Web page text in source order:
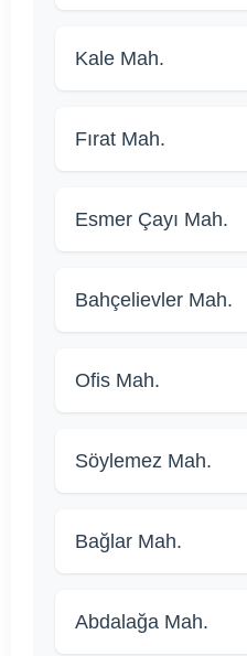
Kale Mah.
Fırat Mah.
Esmer Çayı Mah.
Bahçelievler Mah.
Ofis Mah.
Söylemez Mah.
Bağlar Mah.
Abdalağa Mah.